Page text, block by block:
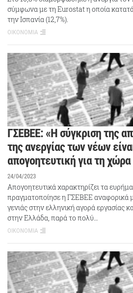
σύμφωνα με τη Eurostat η οποία
την Ισπανία (12,7%).
ΟΙΚΟΝΟΜΙΑ
ΓΣΕΒΕΕ: «Η σύγκριση της
της ανεργίας των νέων
απογοητευτική για τη
24/04/2023
Απογοητευτικά χαρακτηρίζει τα
πραγματοποίησε η ΓΣΕΒΕΕ αναφορικά
γενιάς στην ελληνική αγορά εργασίας
στην Ελλάδα, παρά το πολύ…
ΟΙΚΟΝΟΜΙΑ